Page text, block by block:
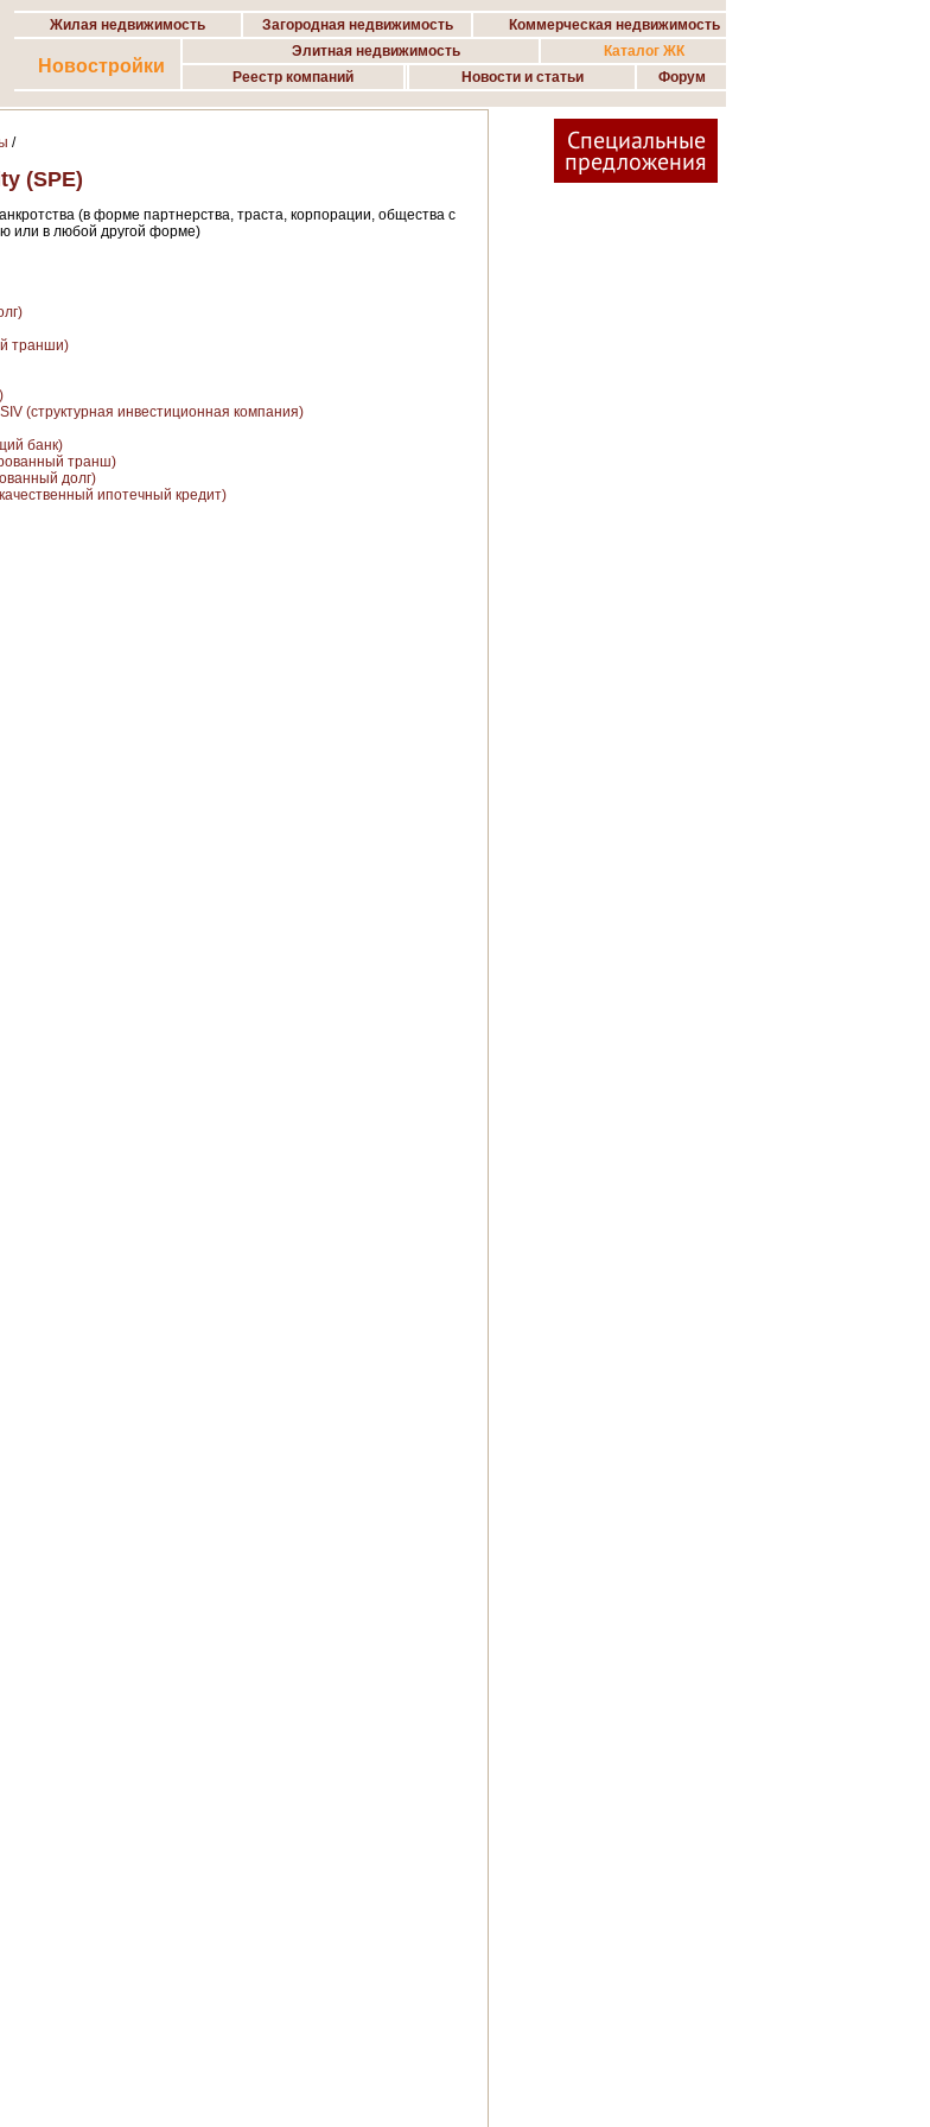
Жилая недвижимость Загородная недвижимость Коммерческая недвижимость
Новостройки
Элитная недвижимость
Каталог ЖК
Реестр компаний
Новости и статьи Форум
/
(SPE)
(в форме партнерства, траста, корпорации, общества с
или в любой другой форме)
транши)
(структурная инвестиционная компания)
банк)
транш)
долг)
ипотечный кредит)
Специальные
предложения